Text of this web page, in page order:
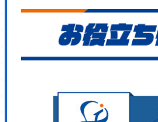
<link rel='stylesheet' id='sb-type-fb-css'
<link rel='stylesheet' id='sb-type-fb-flat-
<link rel='stylesheet' id='sb-type-ln-css'
<link rel='stylesheet' id='sb-type-ln-flat-
<link rel='stylesheet' id='sb-type-rtail-
<link rel='stylesheet' id='sb-type-drop-